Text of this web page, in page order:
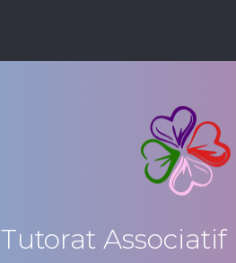
Tutorat Associatif